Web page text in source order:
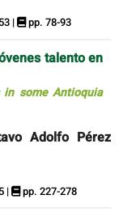
| pp. 78-93
talento en
some Antioquia
Adolfo Pérez
| pp. 227-278